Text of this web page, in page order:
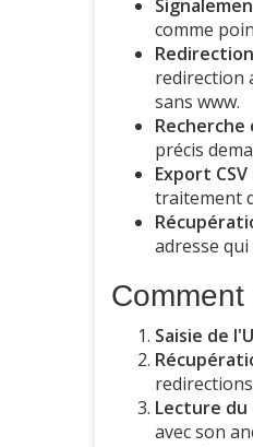
comme
redirection
sans www.
précis
Export
traitement
adresse
Saisie de
Lecture du
avec son